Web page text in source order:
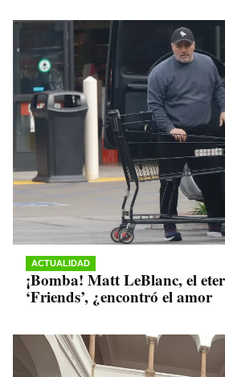
ACTUALIDAD
¡Bomba! Matt LeBlanc, el
‘Friends’, ¿encontró el amor